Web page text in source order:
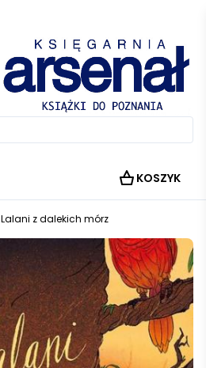
KOSZYK
Lalani z dalekich mórz